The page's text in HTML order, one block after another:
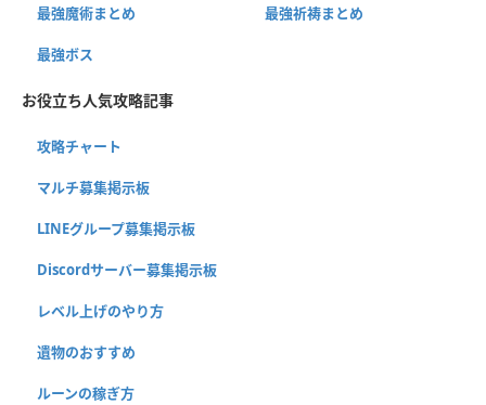
最強魔術まとめ 最強祈祷まとめ
最強ボス
お役立ち人気攻略記事
攻略チャート
マルチ募集掲示板
LINEグループ募集掲示板
Discordサーバー募集掲示板
レベル上げのやり方
遺物のおすすめ
ルーンの稼ぎ方